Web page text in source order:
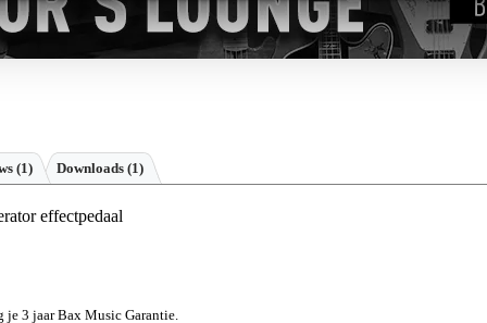
(1) Downloads (1)
effectpedaal
3 jaar Bax Music Garantie.